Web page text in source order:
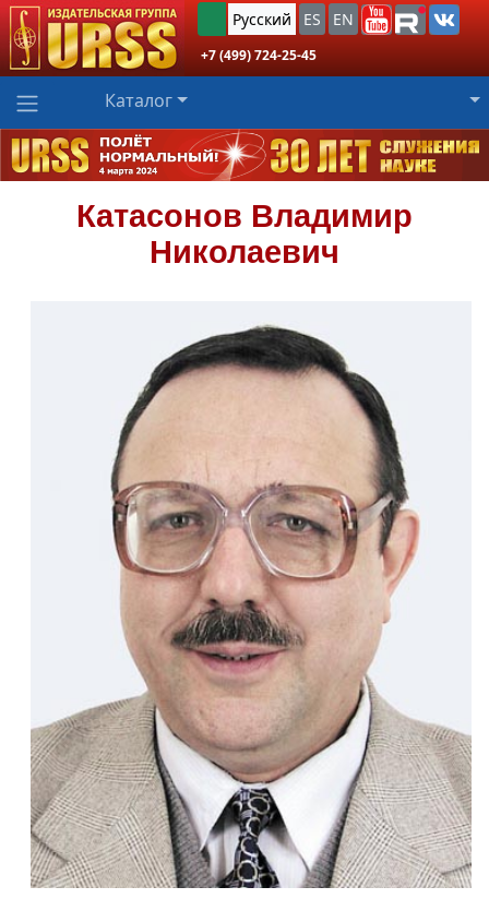
Русский ES EN
+7 (499) 724-25-45
Каталог
Катасонов Владимир
Николаевич